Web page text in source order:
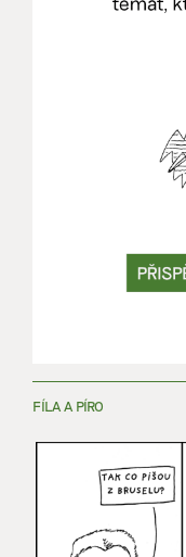
FÍLA A PÍRO